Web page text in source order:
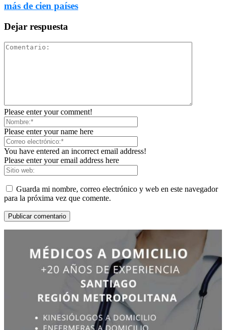
más de cien países
Dejar respuesta
Please enter your comment!
Please enter your name here
You have entered an incorrect email address!
Please enter your email address here
Guarda mi nombre, correo electrónico y web en este navegador
para la próxima vez que comente.